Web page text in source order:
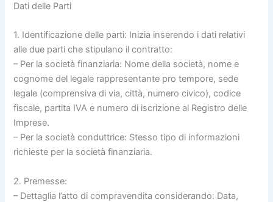
Dati delle Parti
1. Identificazione delle parti: Inizia inserendo i dati relativi
alle due parti che stipulano il contratto:
– Per la società finanziaria: Nome della società, nome e
cognome del legale rappresentante pro tempore, sede
legale (comprensiva di via, città, numero civico), codice
fiscale, partita IVA e numero di iscrizione al Registro delle
Imprese.
– Per la società conduttrice: Stesso tipo di informazioni
richieste per la società finanziaria.
2. Premesse:
– Dettaglia l’atto di compravendita considerando: Data,